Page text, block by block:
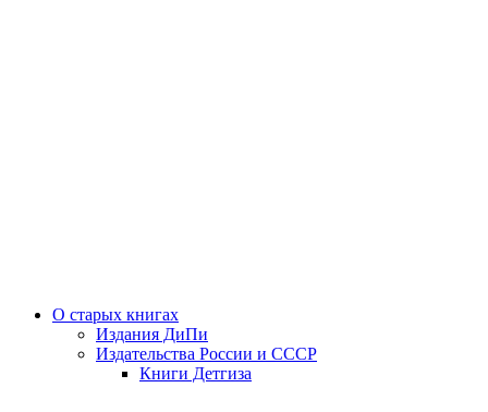
О старых книгах
Издания ДиПи
Издательства России и СССР
Книги Детгиза